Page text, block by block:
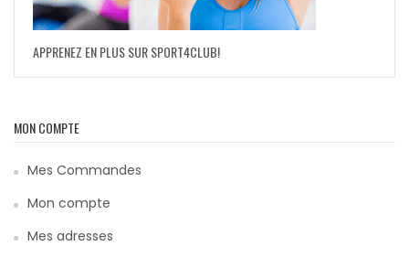
APPRENEZ EN PLUS SUR SPORT4CLUB!
MON COMPTE
Mes Commandes
Mon compte
Mes adresses